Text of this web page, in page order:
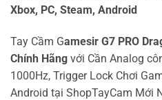
Xbox, PC, Steam, Android
Tay Cầm Gamesir G7 PRO
Chính Hãng với Cần Analog
1000Hz, Trigger Lock Chơi
Android tại ShopTayCam Mới